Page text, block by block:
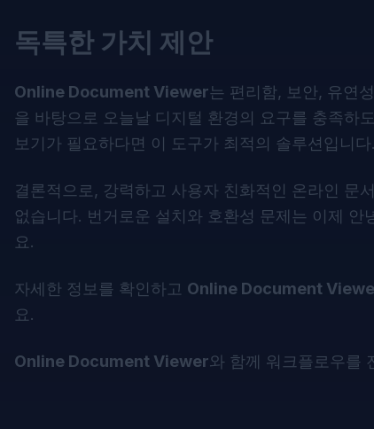
독특한 가치 제안
Online Document Viewer는 편리함, 보안, 유연
을 바탕으로 오늘날 디지털 환경의 요구를 충족하
보기가 필요하다면 이 도구가 최적의 솔루션입니다.
결론적으로, 강력하고 사용자 친화적인 온라인 문
없습니다. 번거로운 설치와 호환성 문제는 이제
요.
자세한 정보를 확인하고 Online Document
요.
Online Document Viewer와 함께 워크플로우를